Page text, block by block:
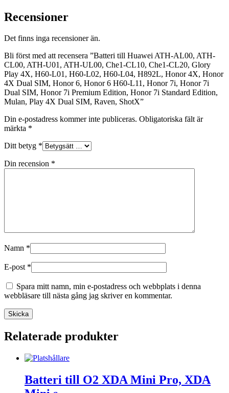
Recensioner
Det finns inga recensioner än.
Bli först med att recensera ”Batteri till Huawei ATH-AL00, ATH-
CL00, ATH-U01, ATH-UL00, Che1-CL10, Che1-CL20, Glory
Play 4X, H60-L01, H60-L02, H60-L04, H892L, Honor 4X, Honor
4X Dual SIM, Honor 6, Honor 6 H60-L11, Honor 7i, Honor 7i
Dual SIM, Honor 7i Premium Edition, Honor 7i Standard Edition,
Mulan, Play 4X Dual SIM, Raven, ShotX”
Din e-postadress kommer inte publiceras. Obligatoriska fält är
märkta *
Ditt betyg *
Din recension *
Namn *
E-post *
Spara mitt namn, min e-postadress och webbplats i denna
webbläsare till nästa gång jag skriver en kommentar.
Relaterade produkter
Batteri till O2 XDA Mini Pro, XDA